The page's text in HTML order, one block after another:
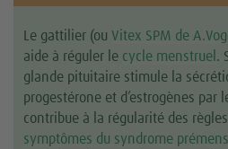
Le gattilier (ouVitex SPM de
aide à réguler le cycle menstruel .
glande pituitaire stimule la
progestérone et d’estrogènes par
contribue à la régularité des
symptômes du syndrome